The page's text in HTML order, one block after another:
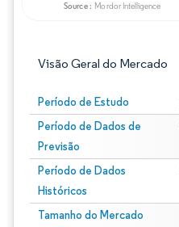
Visão Geral do Mercado
Período de Estudo
Período de Dados de
Previsão
Período de Dados
Históricos
Tamanho do Mercado